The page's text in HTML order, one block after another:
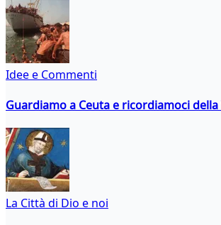
Idee e Commenti
Guardiamo a Ceuta e ricordiamoci
La Città di Dio e noi